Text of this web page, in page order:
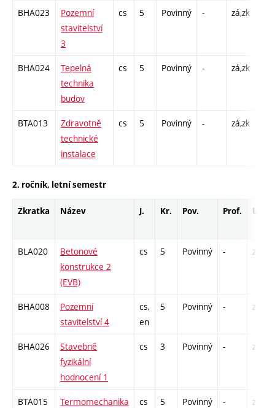
BHA023
Pozemní
stavitelství
3
cs 5 Povinný - zá,zk
BHA024
Tepelná
technika
budov
cs 5 Povinný - zá,zk
BTA013
Zdravotně
technické
instalace
cs 5 Povinný - zá,zk
2. ročník, letní semestr
Zkratka Název J. Kr. Pov. Prof. Uk.
BLA020
Betonové
konstrukce 2
(EVB)
cs 5 Povinný - zá,zk
BHA008
Pozemní
stavitelství 4
cs,
en
5 Povinný - zá,zk
BHA026
Stavebně
fyzikální
hodnocení 1
cs 3 Povinný - zá
BTA015 Termomechanika cs 5 Povinný - zá,zk